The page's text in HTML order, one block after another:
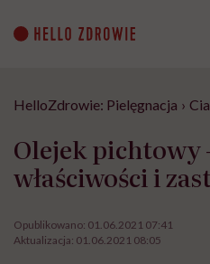
content
HelloZdrowie: Pielęgnacja ›
Olejek pichtowy
właściwości i
Opublikowano: 01.06.2021 07:41
Aktualizacja: 01.06.2021 08:05